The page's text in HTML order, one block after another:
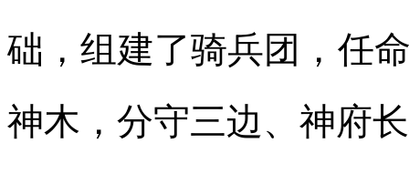
础，组建了骑兵团，任
神木，分守三边、神府